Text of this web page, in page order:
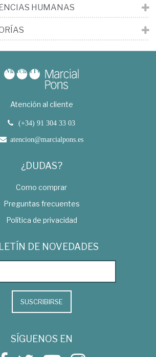
HUMANAS
Atención al cliente
(+34) 91 304 33 03
atencion@marcialpons.es
¿DUDAS?
Como comprar
Preguntas frecuentes
Política de privacidad
DE NOVEDADES
SUSCRIBIRSE
SÍGUENOS EN